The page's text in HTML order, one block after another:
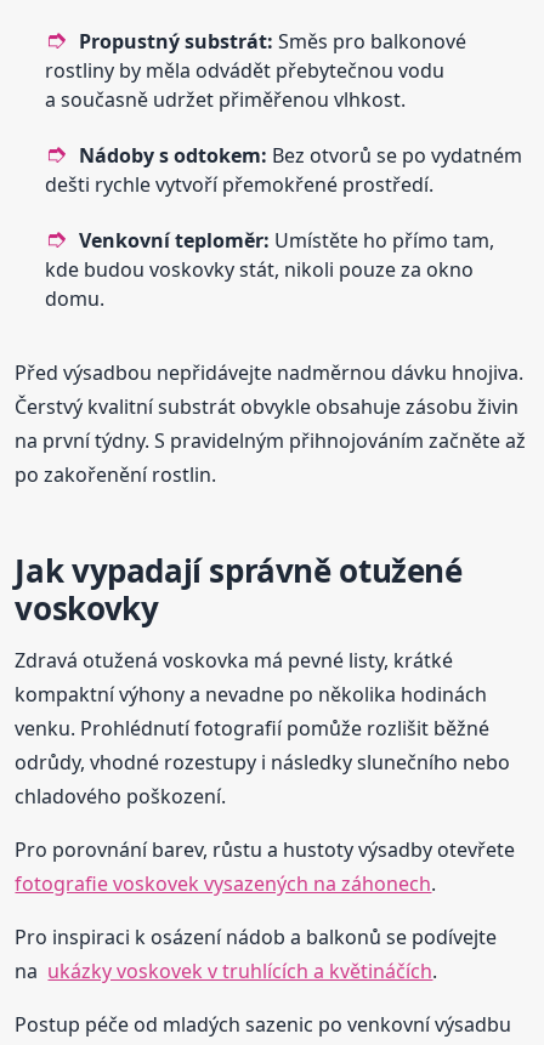
Propustný substrát: Směs pro balkonové
rostliny by měla odvádět přebytečnou vodu
a současně udržet přiměřenou vlhkost.
Nádoby s odtokem: Bez otvorů se po vydatném
dešti rychle vytvoří přemokřené prostředí.
Venkovní teploměr: Umístěte ho přímo tam,
kde budou voskovky stát, nikoli pouze za okno
domu.
Před výsadbou nepřidávejte nadměrnou dávku hnojiva.
Čerstvý kvalitní substrát obvykle obsahuje zásobu živin
na první týdny. S pravidelným přihnojováním začněte až
po zakořenění rostlin.
Jak vypadají správně otužené
voskovky
Zdravá otužená voskovka má pevné listy, krátké
kompaktní výhony a nevadne po několika hodinách
venku. Prohlédnutí fotografií pomůže rozlišit běžné
odrůdy, vhodné rozestupy i následky slunečního nebo
chladového poškození.
Pro porovnání barev, růstu a hustoty výsadby otevřete
fotografie voskovek vysazených na záhonech.
Pro inspiraci k osázení nádob a balkonů se podívejte
na ukázky voskovek v truhlících a květináčích.
Postup péče od mladých sazenic po venkovní výsadbu